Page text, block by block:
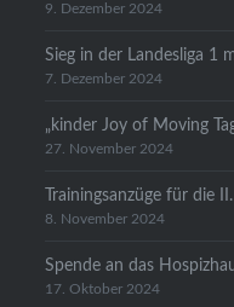
9. Dezember 2024
Sieg in der Landesliga 1
7. Dezember 2024
„kinder Joy of Moving
27. November 2024
Trainingsanzüge für die
8. November 2024
Spende an das
17. Oktober 2024